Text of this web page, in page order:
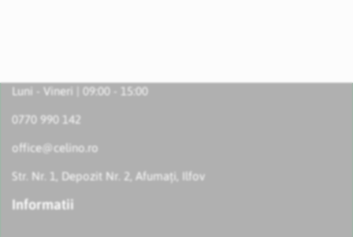
Luni - Vineri | 09:00 - 15:00
0770 990 142
office@celino.ro
Str. Nr. 1, Depozit Nr. 2, Afumați, Ilfov
Informatii